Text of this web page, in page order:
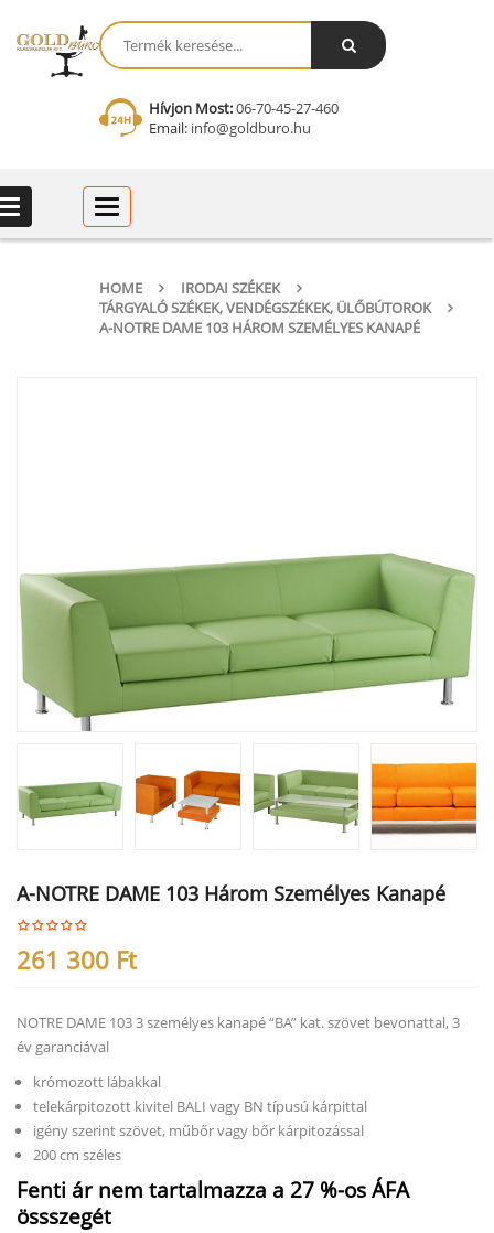
Hívjon Most:06-70-45-27-460
Email:info@goldburo.hu
Categories
Categories
HOME
IRODAI SZÉKEK
TÁRGYALÓ SZÉKEK, VENDÉGSZÉKEK, ÜLŐBÚTOROK
A-NOTRE DAME 103 HÁROM SZEMÉLYES KANAPÉ
A-NOTRE DAME 103 Három Személyes Kanapé
261 300 Ft
NOTRE DAME 103 3 személyes kanapé “BA” kat. szövet bevonattal, 3
év garanciával
krómozott lábakkal
telekárpitozott kivitel BALI vagy BN típusú kárpittal
igény szerint szövet, műbőr vagy bőr kárpitozással
200 cm széles
Fenti ár nem tartalmazza a 27 %-os ÁFA
össszegét